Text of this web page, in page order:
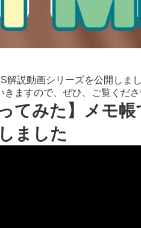
説動画シリーズを公開しまし
ますので、ぜひ、ご覧くださ
てみた】メモ
ました